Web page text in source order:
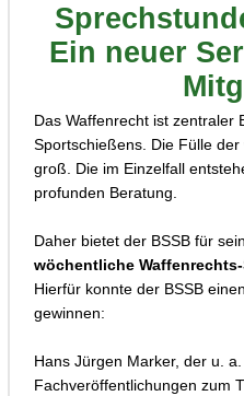
Ein neuer
Das Waffenrecht ist zentraler
Sportschießens. Die Fülle
groß. Die im Einzelfall
profunden Beratung.
Daher bietet der BSSB für
wöchentliche
Hierfür konnte der BSSB
gewinnen:
Hans Jürgen Marker, der u.
Fachveröffentlichungen zum